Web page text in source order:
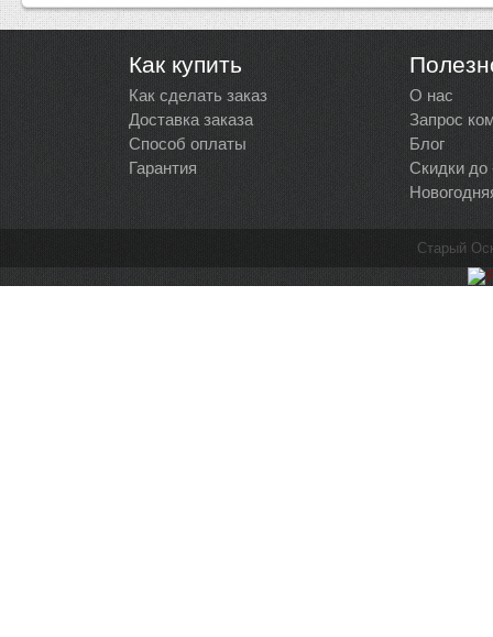
Как купить
Как сделать заказ
Доставка заказа
Способ оплаты
Гарантия
О нас
Запрос
Блог
Скидки до
Старый